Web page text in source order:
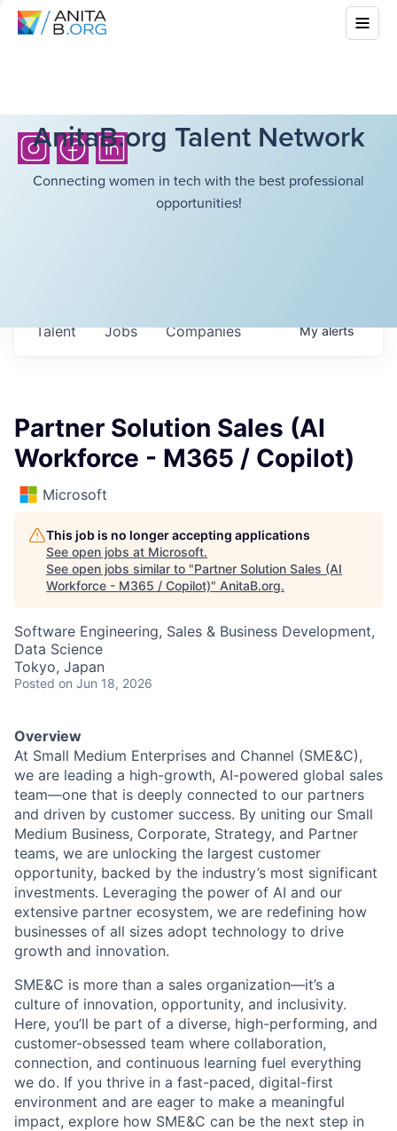
AnitaB.org Talent Network
Connecting women in tech with the best professional
opportunities!
Jobs Companies
Talent Myalerts
Partner Solution Sales (AI
Workforce - M365 / Copilot)
Microsoft
This job is no longer accepting applications
See open jobs at Microsoft.
See open jobs similar to "Partner Solution Sales (AI
Workforce - M365 / Copilot)" AnitaB.org.
Software Engineering, Sales & Business Development,
Data Science
Tokyo, Japan
Posted on Jun 18, 2026
Overview
At Small Medium Enterprises and Channel (SME&C),
we are leading a high-growth, AI-powered global sales
team—one that is deeply connected to our partners
and driven by customer success. By uniting our Small
Medium Business, Corporate, Strategy, and Partner
teams, we are unlocking the largest customer
opportunity, backed by the industry’s most significant
investments. Leveraging the power of AI and our
extensive partner ecosystem, we are redefining how
businesses of all sizes adopt technology to drive
growth and innovation.
SME&C is more than a sales organization—it’s a
culture of innovation, opportunity, and inclusivity.
Here, you’ll be part of a diverse, high-performing, and
customer-obsessed team where collaboration,
connection, and continuous learning fuel everything
we do. If you thrive in a fast-paced, digital-first
environment and are eager to make a meaningful
impact, explore how SME&C can be the next step in